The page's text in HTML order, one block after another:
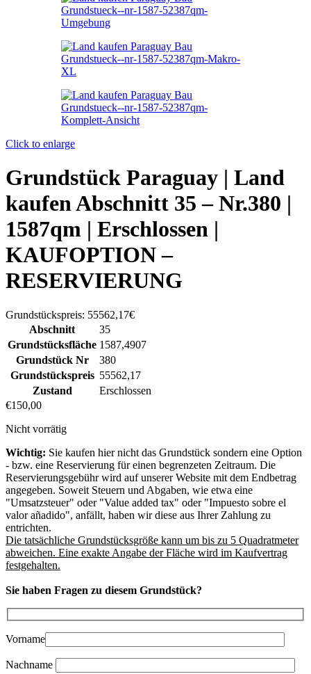
Click to enlarge
Grundstück Paraguay | Land
kaufenAbschnitt 35 – Nr.380 |
1587qm | Erschlossen |
KAUFOPTION –
RESERVIERUNG
Grundstückspreis: 55562,17€
Abschnitt
35
Grundstücksfläche 1587,4907
Grundstück Nr
380
Grundstückspreis 55562,17
Zustand
Erschlossen
€150,00
Nicht vorrätig
Wichtig: Sie kaufen hier nicht das Grundstück sondern eine Option
- bzw. eine Reservierung für einen begrenzeten Zeitraum. Die
Reservierungsgebühr wird auf unserer Website mit dem Endbetrag
angegeben. Soweit Steuern und Abgaben, wie etwa eine
"Umsatzsteuer" oder "Value added tax" oder "Impuesto sobre el
valor añadido", anfällt, haben wir diese aus Ihrer Zahlung zu
entrichten.
Die tatsächliche Grundstücksgröße kann um bis zu 5 Quadratmeter
abweichen. Eine exakte Angabe der Fläche wird im Kaufvertrag
festgehalten.
Sie haben Fragen zu diesem Grundstück?
Vorname
Nachname